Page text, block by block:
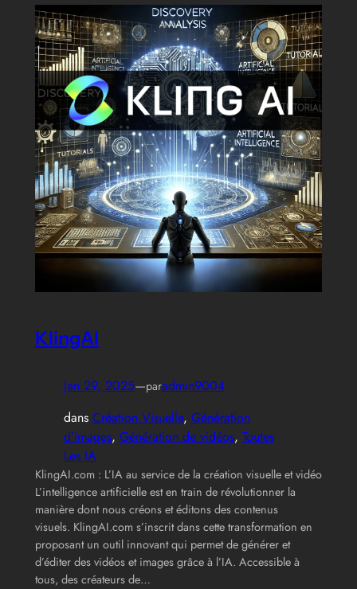
KlingAI
Jan 29, 2025—paradmin9004
dans Création Visuelle, Génération
d’images, Génération de vidéos, Toutes
Les IA
KlingAI.com : L’IA au service de la création visuelle et vidéo
L’intelligence artificielle est en train de révolutionner la
manière dont nous créons et éditons des contenus
visuels. KlingAI.com s’inscrit dans cette transformation en
proposant un outil innovant qui permet de générer et
d’éditer des vidéos et images grâce à l’IA. Accessible à
tous, des créateurs de…